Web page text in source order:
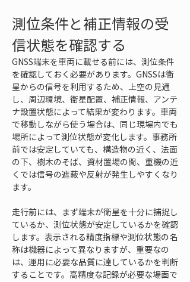
測位条件と補正情報の受
信状態を確認する
GNSS端末を車両に載せる前には、測位条件
を確認しておく必要があります。GNSSは衛
星からの信号を利用するため、上空の見通
し、周辺環境、衛星配置、補正情報、アンテ
ナ設置状態によって結果が変わります。車両
で移動しながら使う場合は、同じ現場内でも
場所によって測位状態が変化します。事務所
前では安定していても、構造物の近く、法面
の下、樹木のそば、資材置場の間、重機の近
くでは信号の遮蔽や反射が発生しやすくなり
ます。
走行前には、まず端末が衛星を十分に捕捉し
ているか、測位状態が安定しているかを確認
します。表示される精度指標や測位状態の名
称は機器によって異なりますが、重要なの
は、運用に必要な品質に達しているかを判断
することです。高精度な記録が必要な場面で